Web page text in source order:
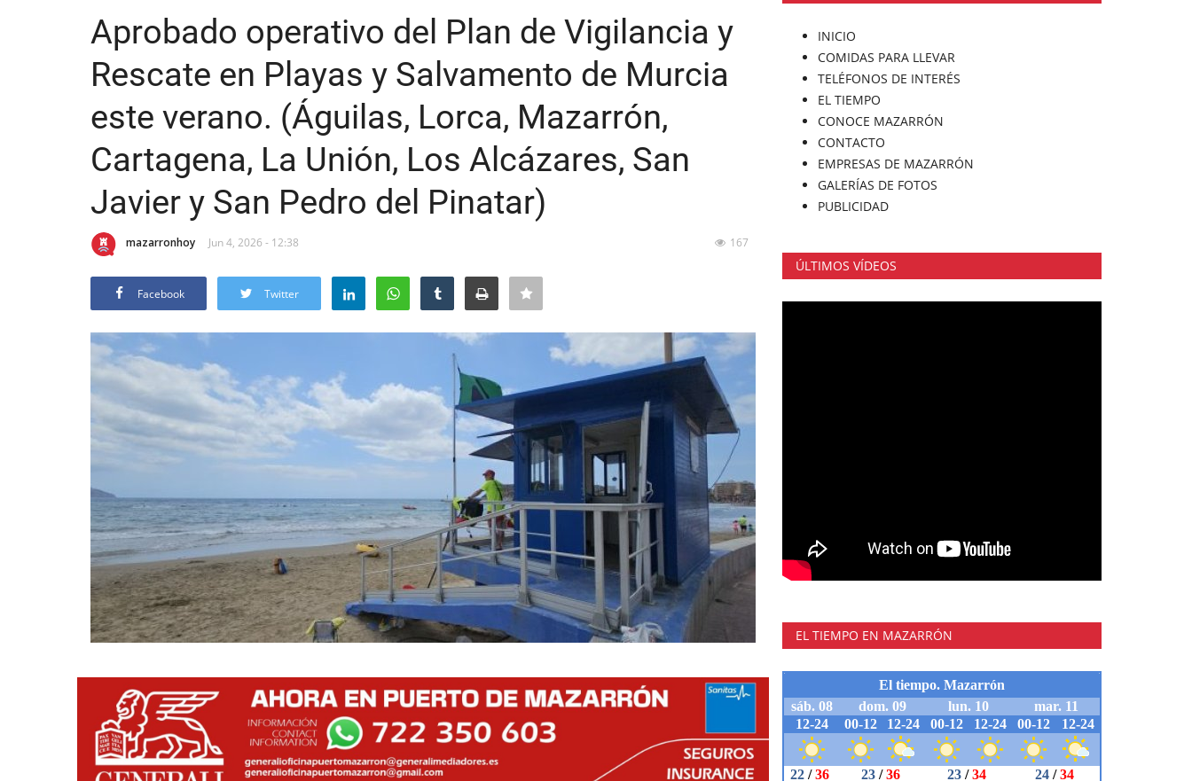
Aprobado operativo del Plan de Vigilancia y
Rescate en Playas y Salvamento de Murcia
este verano. (Águilas, Lorca, Mazarrón,
Cartagena, La Unión, Los Alcázares, San
Javier y San Pedro del Pinatar)
mazarronhoy Jun 4, 2026 - 12:38 167
Facebook Twitter
INICIO
COMIDAS PARA LLEVAR
TELÉFONOS DE INTERÉS
EL TIEMPO
CONOCE MAZARRÓN
CONTACTO
EMPRESAS DE MAZARRÓN
GALERÍAS DE FOTOS
PUBLICIDAD
ÚLTIMOS VÍDEOS
EL TIEMPO EN MAZARRÓN